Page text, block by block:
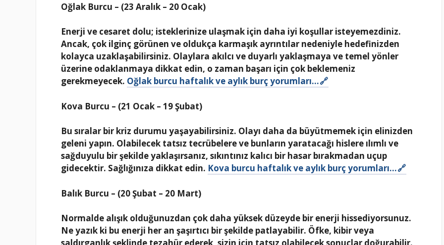
Oğlak Burcu – (23 Aralık – 20 Ocak)
Enerji ve cesaret dolu; isteklerinize ulaşmak için daha iyi koşullar isteyemezdiniz.
Ancak, çok ilginç görünen ve oldukça karmaşık ayrıntılar nedeniyle hedefinizden
kolayca uzaklaşabilirsiniz. Olaylara akılcı ve duyarlı yaklaşmaya ve temel yönler
üzerine odaklanmaya dikkat edin, o zaman başarı için çok beklemeniz
gerekmeyecek. Oğlak burcu haftalık ve aylık burç yorumları…
Kova Burcu – (21 Ocak – 19 Şubat)
Bu sıralar bir kriz durumu yaşayabilirsiniz. Olayı daha da büyütmemek için elinizden
geleni yapın. Olabilecek tatsız tecrübelere ve bunların yaratacağı hislere ılımlı ve
sağduyulu bir şekilde yaklaşırsanız, sıkıntınız kalıcı bir hasar bırakmadan uçup
gidecektir. Sağlığınıza dikkat edin. Kova burcu haftalık ve aylık burç yorumları…
Balık Burcu – (20 Şubat – 20 Mart)
Normalde alışık olduğunuzdan çok daha yüksek düzeyde bir enerji hissediyorsunuz.
Ne yazık ki bu enerji her an şaşırtıcı bir şekilde patlayabilir. Öfke, kibir veya